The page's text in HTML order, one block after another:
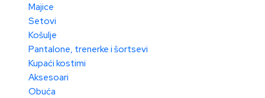
Majice
Setovi
Košulje
Pantalone, trenerke i šortsevi
Kupaći kostimi
Aksesoari
Obuća